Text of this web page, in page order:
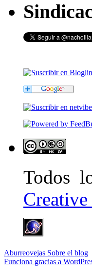
Todos
Aburreovejas Sobre el blog
Funciona gracias a